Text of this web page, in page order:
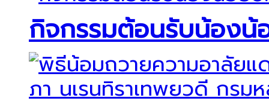
กิจกรรมต้อนรับน้องน้